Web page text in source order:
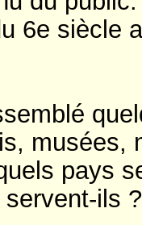
6e siècle
musées,
pays
ils ?